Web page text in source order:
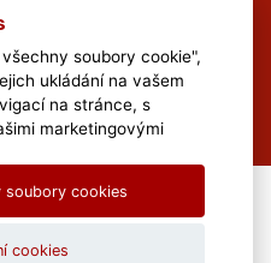
© 2020, Webdesign by
soubory cookie",
ukládání na vašem
na stránce, s
marketingovými
soubory cookies
cookies